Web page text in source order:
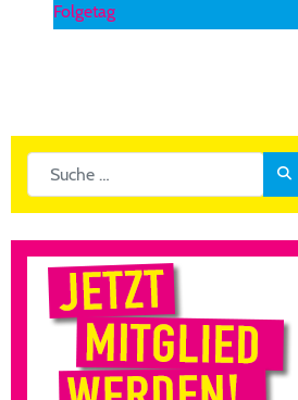
Folgetag
Suchen